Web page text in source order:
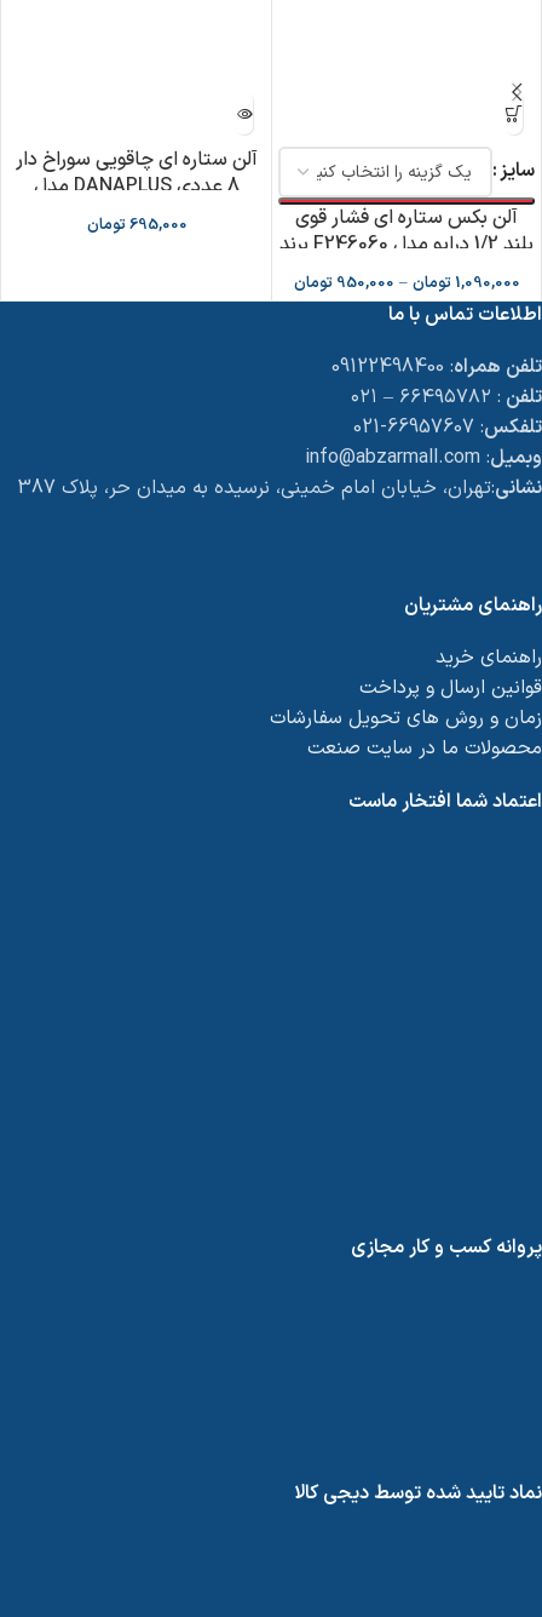
سایز
آلن بکس ستاره ای فشار قوی
بلند 1/2 درایو مدل F246060 برند
FORCE
1,090,000 تومان –
950,000 تومان
آلن ستاره اي چاقویی سوراخ دار
8 عددی DANAPLUS مدل
D5971308F
695,000تومان
اطلاعات تماس با ما
تلفن همراه: 09122498400
تلفن : ۶۶۴۹۵۷۸۲ – ۰۲۱
تلفکس: 66957607-021
وبمیل: info@abzarmall.com
نشانی:تهران، خیابان امام خمینی، نرسیده به میدان حر، پلاک 387
راهنمای مشتریان
راهنمای خرید
قوانین ارسال و پرداخت
زمان و روش های تحویل سفارشات
محصولات ما در سایت صنعت
اعتماد شما افتخار ماست
پروانه کسب و کار مجازی
نماد تایید شده توسط دیجی کالا